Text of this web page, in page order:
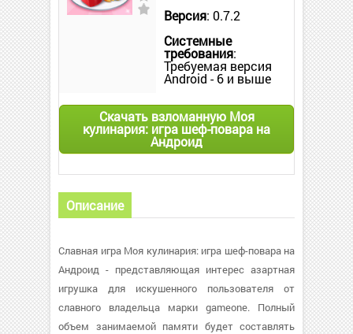
Версия: 0.7.2
Системные
требования:
Требуемая версия
Android - 6 и выше
Скачать взломанную Моя
кулинария: игра шеф-повара на
Андроид
Описание
Славная игра Моя кулинария: игра шеф-повара на
Андроид - представляющая интерес азартная
игрушка для искушенного пользователя от
славного владельца марки gameone. Полный
объем занимаемой памяти будет составлять